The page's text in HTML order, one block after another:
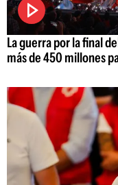
La guerra por la final
más de 450 millones